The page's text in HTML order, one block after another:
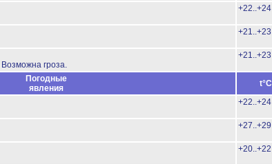
+22..+24
+21..+23
Возможна гроза.
+21..+23
Погодные
явления
t°C
+22..+24
+27..+29
+20..+22